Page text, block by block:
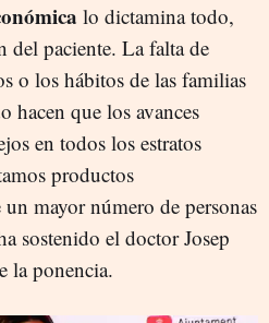
lo dictamina todo,
del paciente. La falta de
o los hábitos de las familias
hacen que los avances
en todos los estratos
productos
mayor número de personas
sostenido el doctor Josep
la ponencia.